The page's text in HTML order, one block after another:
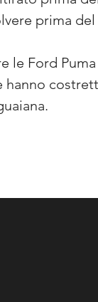
prima
le Ford